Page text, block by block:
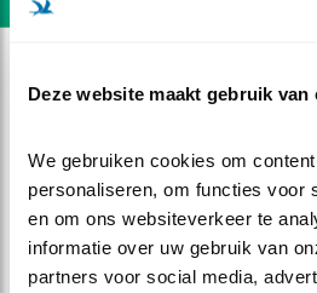
Deze website maakt gebruik van
We gebruiken cookies om
personaliseren, om functies voor
en om ons websiteverkeer te
informatie over uw gebruik van
partners voor social media,